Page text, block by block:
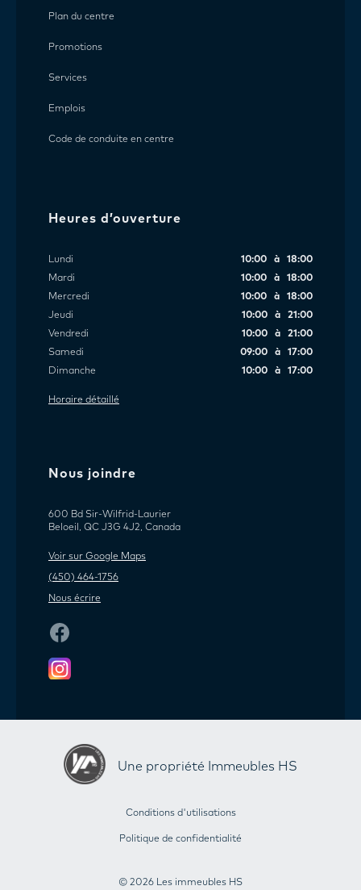
Plan du centre
Promotions
Services
Emplois
Code de conduite en centre
Heures d’ouverture
Lundi
10:00 à 18:00
Mardi
10:00 à 18:00
Mercredi
10:00 à 18:00
Jeudi
10:00 à 21:00
Vendredi
10:00 à 21:00
Samedi
09:00 à 17:00
Dimanche
10:00 à 17:00
Horaire détaillé
Nous joindre
600 Bd Sir-Wilfrid-Laurier
Beloeil, QC J3G 4J2, Canada
Voir sur Google Maps
(450) 464-1756
Nous écrire
Une propriété Immeubles HS
Conditions d'utilisations
Politique de confidentialité
© 2026 Les immeubles HS